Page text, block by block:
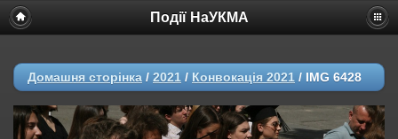
Події НаУКМА
Домашня сторінка / 2021 / Конвокація 2021 / IMG 6428